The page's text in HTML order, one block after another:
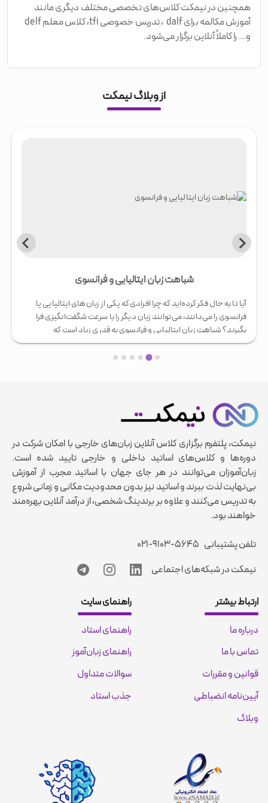
همچنین در نیمکت کلاس‌های تخصصی مختلف دیگری مانند
آموزش مکالمه برای dalf ، تدریس خصوصی tfi، کلاس معلم delf
و... را کاملاً آنلاین برگزار می‌شود.
از وبلاگ نیمکت
شباهت زبان ایتالیایی و فرانسوی
آیا تا به حال فکر کرده‌اید که چرا افرادی که یکی از زبان‌های ایتالیایی یا
فرانسوی را می‌دانند، می‌توانند زبان دیگر را با سرعت شگفت‌انگیزی فرا
بگیرند؟ شباهت زبان ایتالیایی و فرانسوی به قدری زیاد است که
زبان‌شناسان این دو را اعضای نزدیک خانواده زبان‌های رومانس
می‌دانند. تحقیقات نشان می‌دهد که بیش از 70 درصد …
نیمکت، پلتفرم برگزاری کلاس آنلاین زبان‌های خارجی با امکان شرکت در
دوره‌ها و کلاس‌های اساتید داخلی و خارجی تایید شده است.
زبان‌آموزان می‌توانند در هر جای جهان با اساتید مجرب از آموزش
بی‌نهایت لذت ببرند و اساتید نیز بدون محدودیت مکانی و زمانی شروع
به تدریس می‌کنند و علاوه بر برندینگ شخصی، از درآمد آنلاین بهره‌مند
خواهند بود.
تلفن پشتیبانی ۰۲۱-۹۱۰۳-۵۶۴۵
نیمکت در شبکه‌های اجتماعی
ارتباط بیشتر
درباره ما
تماس با ما
قوانین و مقررات
آیین‌نامه انضباطی
وبلاگ
راهنمای سایت
راهنمای استاد
راهنمای زبان‌آموز
سوالات متداول
جذب استاد